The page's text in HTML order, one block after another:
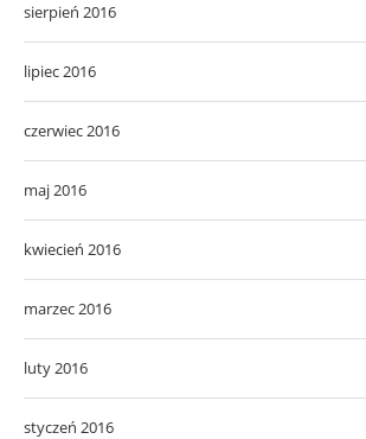
sierpień 2016
lipiec 2016
czerwiec 2016
maj 2016
kwiecień 2016
marzec 2016
luty 2016
styczeń 2016